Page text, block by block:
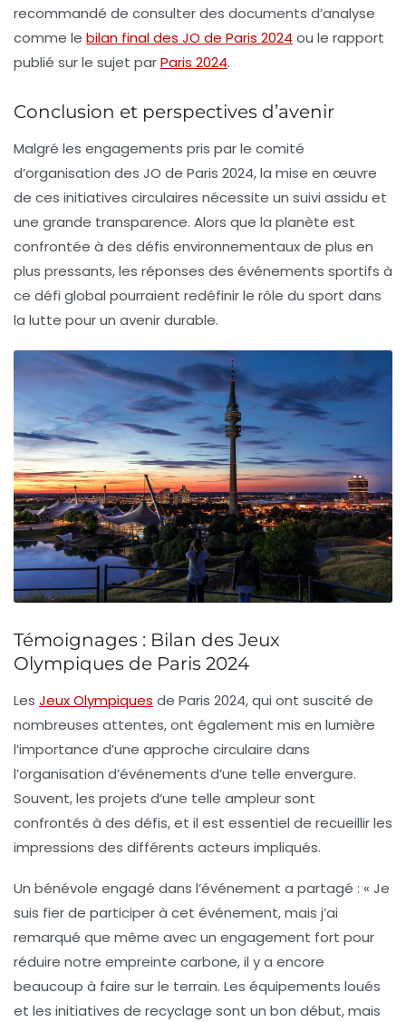
recommandé de consulter des documents d’analyse
comme le bilan final des JO de Paris 2024 ou le rapport
publié sur le sujet parParis 2024.
Conclusion et perspectives d’avenir
Malgré les engagements pris par le comité
d’organisation des JO de Paris 2024, la mise en œuvre
de ces initiatives circulaires nécessite un suivi assidu et
une grande transparence. Alors que la planète est
confrontée à des défis environnementaux de plus en
plus pressants, les réponses des événements sportifs à
ce défi global pourraient redéfinir le rôle du sport dans
la lutte pour un avenir durable.
Témoignages : Bilan des Jeux
Olympiques de Paris 2024
Les Jeux Olympiques de Paris 2024, qui ont suscité de
nombreuses attentes, ont également mis en lumière
l’importance d’une approche circulaire dans
l’organisation d’événements d’une telle envergure.
Souvent, les projets d’une telle ampleur sont
confrontés à des défis, et il est essentiel de recueillir les
impressions des différents acteurs impliqués.
Un bénévole engagé dans l’événement a partagé : « Je
suis fier de participer à cet événement, mais j’ai
remarqué que même avec un engagement fort pour
réduire notre empreinte carbone, il y a encore
beaucoup à faire sur le terrain. Les équipements loués
et les initiatives de recyclage sont un bon début, mais